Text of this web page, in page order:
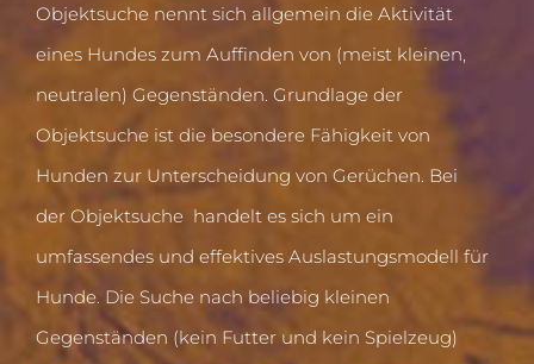
Objektsuche nennt sich allgemein die Aktivität
eines Hundes zum Auffinden von (meist kleinen,
neutralen) Gegenständen. Grundlage der
Objektsuche ist die besondere Fähigkeit von
Hunden zur Unterscheidung von Gerüchen. Bei
der Objektsuche handelt es sich um ein
umfassendes und effektives Auslastungsmodell für
Hunde. Die Suche nach beliebig kleinen
Gegenständen (kein Futter und kein Spielzeug)